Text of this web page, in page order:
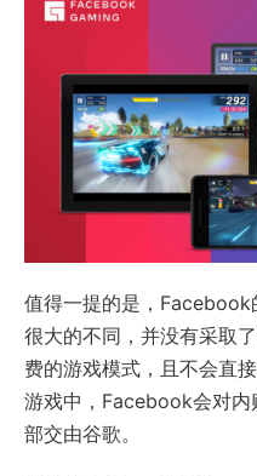
值得一提的是，
很大的不同，并没有采取
费的游戏模式，且不会直
游戏中，Facebook会对
部交由谷歌。